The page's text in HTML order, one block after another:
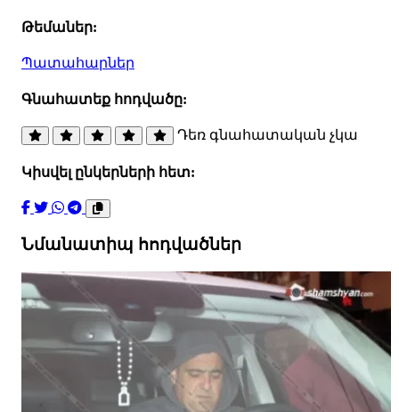
Թեմաներ:
Պատահարներ
Գնահատեք հոդվածը:
Դեռ գնահատական չկա
Կիսվել ընկերների հետ:
Նմանատիպ հոդվածներ